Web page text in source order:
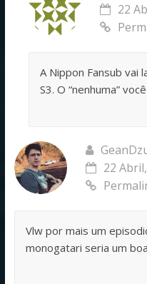
22
A Nippon Fansub vai
S3. O “nenhuma”
22
Vlw por mais um
monogatari seria um